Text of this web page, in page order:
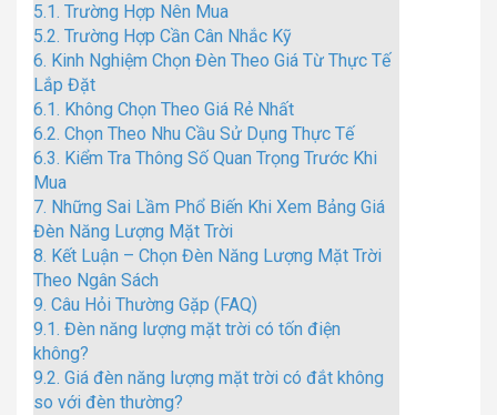
5.1. Trường Hợp Nên Mua
5.2. Trường Hợp Cần Cân Nhắc Kỹ
6. Kinh Nghiệm Chọn Đèn Theo Giá Từ Thực Tế
Lắp Đặt
6.1. Không Chọn Theo Giá Rẻ Nhất
6.2. Chọn Theo Nhu Cầu Sử Dụng Thực Tế
6.3. Kiểm Tra Thông Số Quan Trọng Trước Khi
Mua
7. Những Sai Lầm Phổ Biến Khi Xem Bảng Giá
Đèn Năng Lượng Mặt Trời
8. Kết Luận – Chọn Đèn Năng Lượng Mặt Trời
Theo Ngân Sách
9. Câu Hỏi Thường Gặp (FAQ)
9.1. Đèn năng lượng mặt trời có tốn điện
không?
9.2. Giá đèn năng lượng mặt trời có đắt không
so với đèn thường?